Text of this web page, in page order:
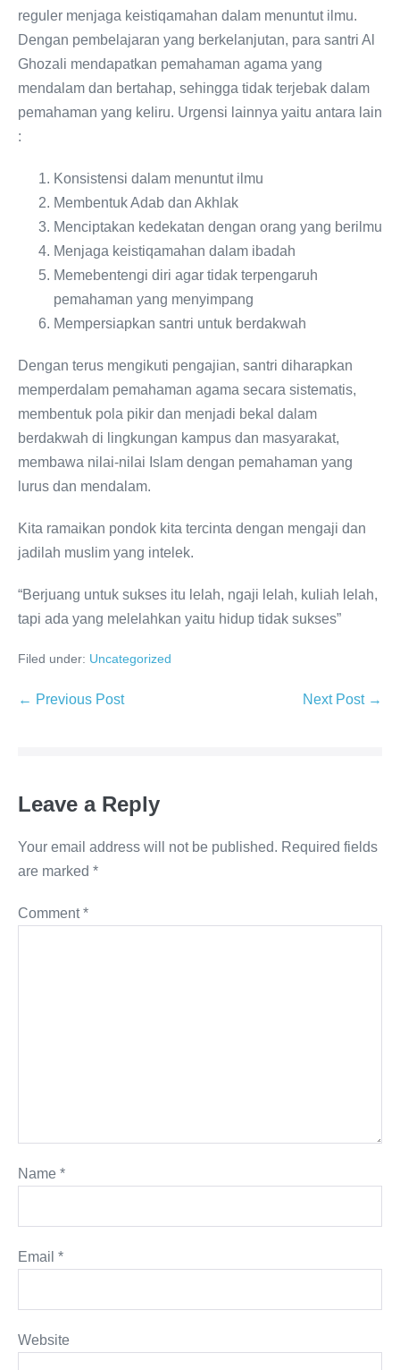
reguler menjaga keistiqamahan dalam menuntut ilmu.
Dengan pembelajaran yang berkelanjutan, para santri Al
Ghozali mendapatkan pemahaman agama yang
mendalam dan bertahap, sehingga tidak terjebak dalam
pemahaman yang keliru. Urgensi lainnya yaitu antara lain
:
Konsistensi dalam menuntut ilmu
Membentuk Adab dan Akhlak
Menciptakan kedekatan dengan orang yang berilmu
Menjaga keistiqamahan dalam ibadah
Memebentengi diri agar tidak terpengaruh
pemahaman yang menyimpang
Mempersiapkan santri untuk berdakwah
Dengan terus mengikuti pengajian, santri diharapkan
memperdalam pemahaman agama secara sistematis,
membentuk pola pikir dan menjadi bekal dalam
berdakwah di lingkungan kampus dan masyarakat,
membawa nilai-nilai Islam dengan pemahaman yang
lurus dan mendalam.
Kita ramaikan pondok kita tercinta dengan mengaji dan
jadilah muslim yang intelek.
“Berjuang untuk sukses itu lelah, ngaji lelah, kuliah lelah,
tapi ada yang melelahkan yaitu hidup tidak sukses”
Filed under: Uncategorized
Post
← Previous Post Next Post →
Leave a Reply
Your email address will not be published. Required fields
are marked *
Comment*
Name *
Email *
Website